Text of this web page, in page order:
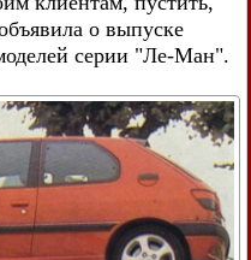
о выпуске
серии "Ле-Ман".